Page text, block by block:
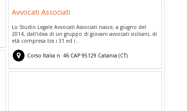
Avvocati Associati
Lo Studio Legale Avvocati Associati nasce, a giugno del
2014, dall'idea di un gruppo di giovani avvocati siciliani, di
età compresa tra i 31 ed i...
Corso Italia n. 46CAP 95129 Catania (CT)